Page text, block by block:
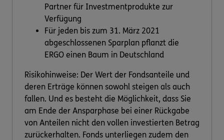
Partner für Investmentprodukte zur
Verfügung
Für jeden bis zum 31. März 2021
abgeschlossenen Sparplan pflanzt die
ERGO einen Baum in Deutschland
Risikohinweise: Der Wert der Fondsanteile und
deren Erträge können sowohl steigen als auch
fallen. Und es besteht die Möglichkeit, dass Sie
am Ende der Ansparphase bei einer Rückgabe
von Anteilen nicht den vollen investierten Betrag
zurückerhalten. Fonds unterliegen zudem den